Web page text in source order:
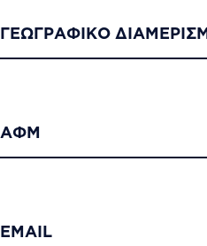
ΓΕΩΓΡΑΦΙΚΟ
ΑΦΜ
EMAIL